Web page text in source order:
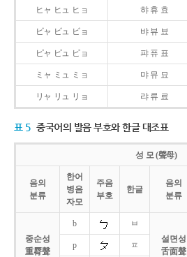
ヒャ ヒュ ヒョ 햐 휴 효
ビャ ビュ ビョ 뱌 뷰 뵤
ピャ ピュ ピョ 퍄 퓨 표
ミャ ミュ ミョ 먀 뮤 묘
リャ リュ リョ 랴 류 료
표 5 중국어의 발음 부호와 한글 대조표
성 모 (聲母)
음의
분류
한어
병음
자모
주음
부호
한글
음의
분류
중순성
重脣聲
b
ㅂ
설면성
舌面聲
p ㅍ